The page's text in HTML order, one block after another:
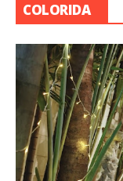
COLORIDA